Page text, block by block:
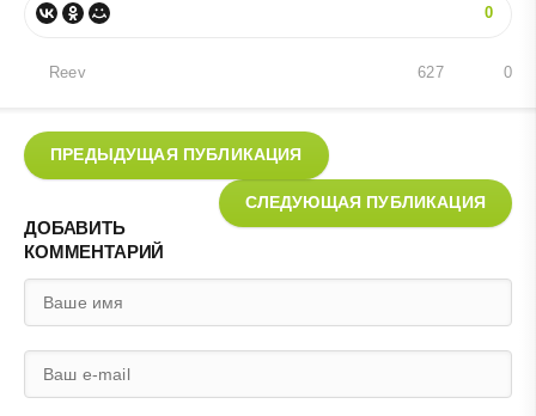
0
Reev 0
627
ПРЕДЫДУЩАЯ ПУБЛИКАЦИЯ
СЛЕДУЮЩАЯ ПУБЛИКАЦИЯ
ДОБАВИТЬ
КОММЕНТАРИЙ